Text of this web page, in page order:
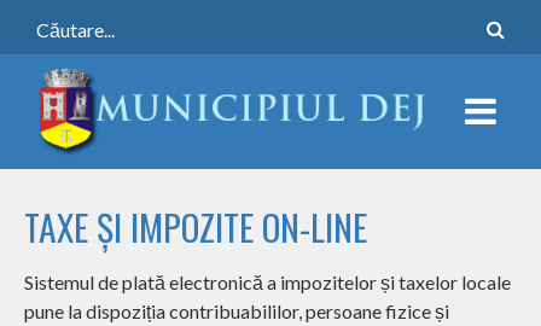
TAXE ȘI IMPOZITE ON-LINE
Sistemul de plată electronică a impozitelor și taxelor locale
pune la dispoziția contribuabililor, persoane fizice și